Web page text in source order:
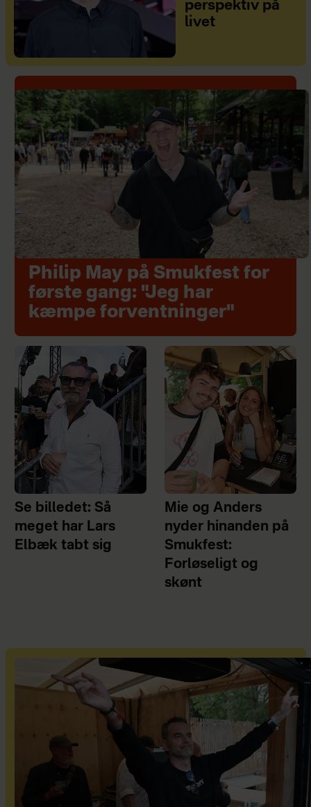
perspektiv på
livet
Philip May på Smukfest for
første gang: "Jeg har
kæmpe forventninger"
Se billedet: Så
meget har Lars
Elbæk tabt sig
Mie og Anders
nyder hinanden på
Smukfest:
Forløseligt og
skønt